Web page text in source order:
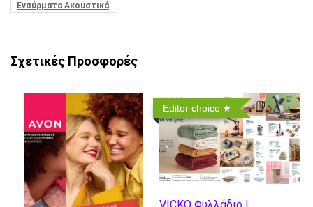
Ενσύρματα Ακουστικά
Σχετικές Προσφορές
Editor choice